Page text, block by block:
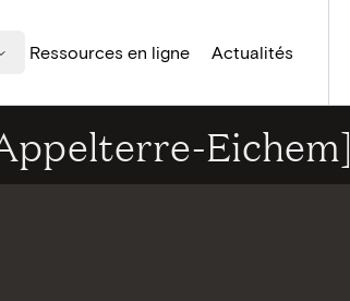
Ressources en ligne Actualités
Eichem]